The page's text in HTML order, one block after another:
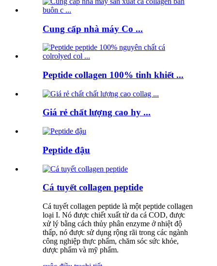
Cung cấp nhà máy Co ...
Peptide collagen 100% tinh khiết ...
Giá rẻ chất lượng cao hy ...
Peptide đậu
Cá tuyết collagen peptide
Cá tuyết collagen peptide là một peptide collagen
loại I. Nó được chiết xuất từ ​​da cá COD, được
xử lý bằng cách thủy phân enzyme ở nhiệt độ
thấp, nó được sử dụng rộng rãi trong các ngành
công nghiệp thực phẩm, chăm sóc sức khỏe,
dược phẩm và mỹ phẩm.